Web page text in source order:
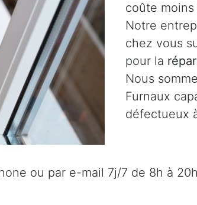
coûte
Notre
chez vous
pour la
Nous
Furnaux
défectueux
ou par e-mail 7j/7 de 8h à